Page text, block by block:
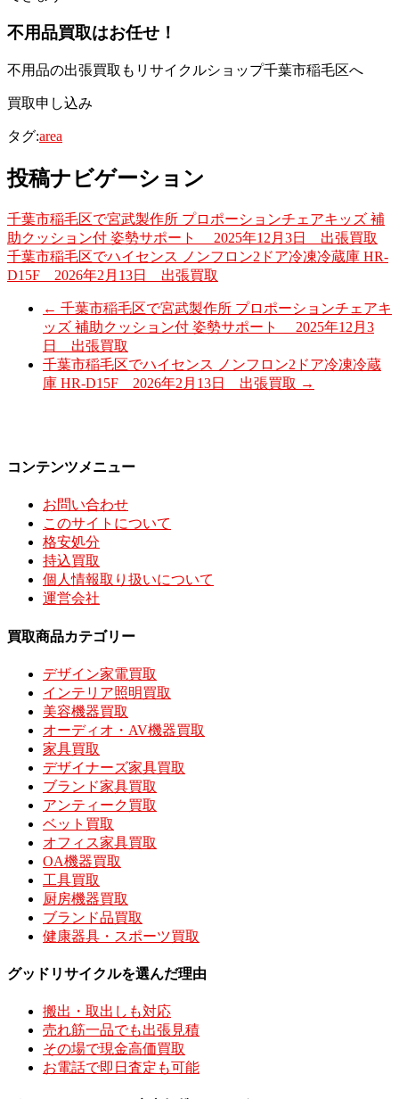
不用品買取はお任せ！
不用品の出張買取もリサイクルショップ千葉市稲毛区へ
買取申し込み
タグ:area
投稿ナビゲーション
千葉市稲毛区で宮武製作所 プロポーションチェアキッズ 補
助クッション付 姿勢サポート 2025年12月3日 出張買取
千葉市稲毛区でハイセンス ノンフロン2ドア冷凍冷蔵庫 HR-
D15F 2026年2月13日 出張買取
← 千葉市稲毛区で宮武製作所 プロポーションチェアキ
ッズ 補助クッション付 姿勢サポート 2025年12月3
日 出張買取
千葉市稲毛区でハイセンス ノンフロン2ドア冷凍冷蔵
庫 HR-D15F 2026年2月13日 出張買取 →
コンテンツメニュー
お問い合わせ
このサイトについて
格安処分
持込買取
個人情報取り扱いについて
運営会社
買取商品カテゴリー
デザイン家電買取
インテリア照明買取
美容機器買取
オーディオ・AV機器買取
家具買取
デザイナーズ家具買取
ブランド家具買取
アンティーク買取
ベット買取
オフィス家具買取
OA機器買取
工具買取
厨房機器買取
ブランド品買取
健康器具・スポーツ買取
グッドリサイクルを選んだ理由
搬出・取出しも対応
売れ筋一品でも出張見積
その場で現金高価買取
お電話で即日査定も可能